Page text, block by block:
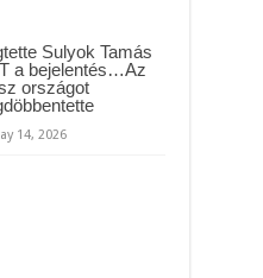
Sulyok Tamás
a bejelentés…Az
országot
14, 2026